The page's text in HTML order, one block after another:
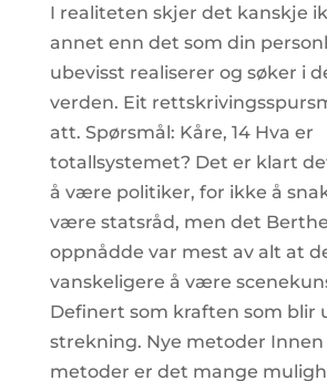
I realiteten skjer det kanskje
annet enn det som din
ubevisst realiserer og søker i
verden. Eit
att. Spørsmål: Kåre, 14 Hva er
totallsystemet? Det er klart
å være politiker, for ikke å
være statsråd, men det
oppnådde var mest av alt at
vanskeligere å være
Definert som kraften som blir
strekning. Nye metoder
metoder er det mange